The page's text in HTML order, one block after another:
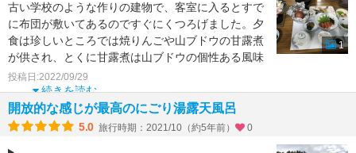
古い学校のような作りの建物で、客室に入るとすで
に布団が敷いてあるのですぐにくつろげました。夕
食は珍しいところでは焼りんごや山ブドウの甘露煮
が供され、とくに甘露煮は山ブドウの個性ある風味
と種のがりっとし
続きを読む
投稿日:2022/09/29
1
開放的な感じが最高のにごり湯露天風呂
5.0 旅行時期：2021/10（約5年前） 0